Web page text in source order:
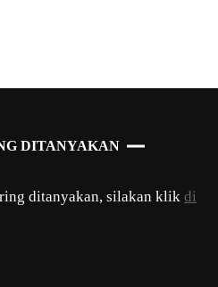
DITANYAKAN
ditanyakan, silakan klik di